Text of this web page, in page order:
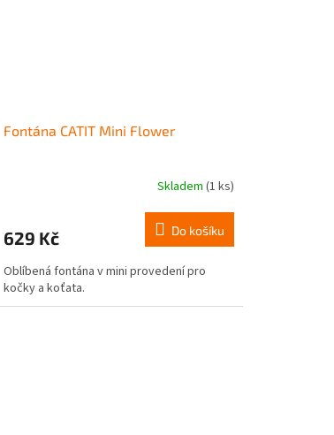
Fontána CATIT Mini Flower
Skladem (1 ks)
629 Kč Do košíku
Oblíbená fontána v mini provedení pro
kočky a koťata.